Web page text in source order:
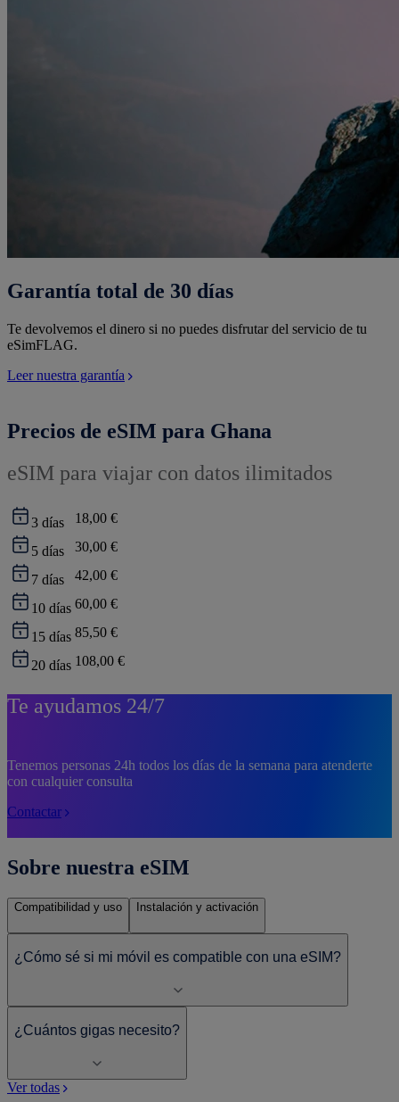
Garantía total de 30 días
Te devolvemos el dinero si no puedes disfrutar del servicio de tu
eSimFLAG.
Leer nuestra garantía
Precios de eSIM para Ghana
eSIM para viajar con datos ilimitados
3 días 18,00 €
5 días 30,00 €
7 días 42,00 €
10 días 60,00 €
15 días 85,50 €
20 días 108,00 €
Te ayudamos 24/7
Tenemos personas 24h todos los días de la semana para atenderte
con cualquier consulta
Contactar
Sobre nuestra eSIM
Compatibilidad y uso Instalación y activación
¿Cómo sé si mi móvil es compatible con una eSIM?
¿Cuántos gigas necesito?
Ver todas